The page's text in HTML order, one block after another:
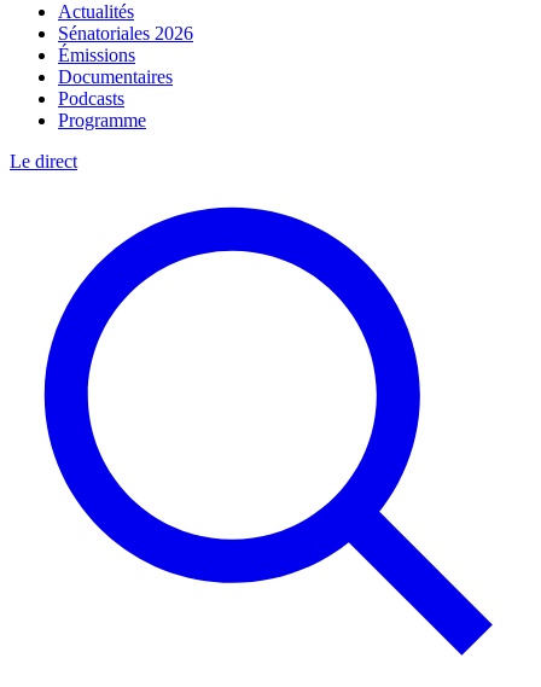
Actualités
Sénatoriales 2026
Émissions
Documentaires
Podcasts
Programme
Le direct